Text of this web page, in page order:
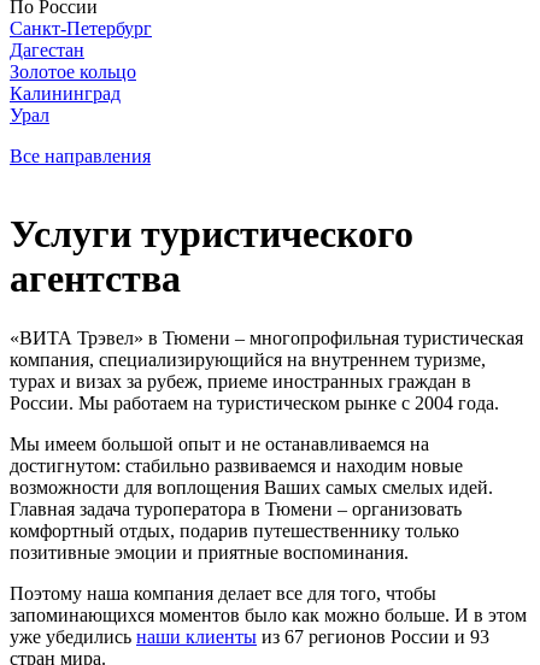
По России
Санкт-Петербург
Дагестан
Золотое кольцо
Калининград
Урал
Все направления
Услуги туристического
агентства
«ВИТА Трэвел» в Тюмени – многопрофильная туристическая
компания, специализирующийся на внутреннем туризме,
турах и визах за рубеж, приеме иностранных граждан в
России. Мы работаем на туристическом рынке с 2004 года.
Мы имеем большой опыт и не останавливаемся на
достигнутом: стабильно развиваемся и находим новые
возможности для воплощения Ваших самых смелых идей.
Главная задача туроператора в Тюмени – организовать
комфортный отдых, подарив путешественнику только
позитивные эмоции и приятные воспоминания.
Поэтому наша компания делает все для того, чтобы
запоминающихся моментов было как можно больше. И в этом
уже убедились наши клиенты из 67 регионов России и 93
стран мира.